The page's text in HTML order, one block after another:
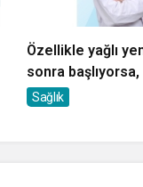
Özellikle yağlı
sonra
Sağlık